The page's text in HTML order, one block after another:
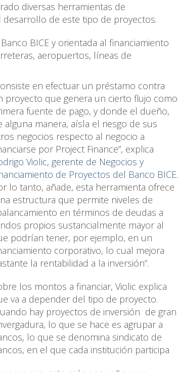
diversas herramientas de
de este tipo de proyectos.
BICE y orientada al financiamiento
aeropuertos, líneas de
en efectuar un préstamo contra
proyecto que genera un cierto flujo como
fuente de pago, y donde el dueño,
alguna manera, aísla el riesgo de sus
negocios respecto al negocio a
por Project Finance”, explica
Violic, gerente de Negocios y
de Proyectos del Banco BICE.
lo tanto, añade, esta herramienta ofrece
estructura que permite niveles de
en términos de deudas a
propios sustancialmente mayor al
podrían tener, por ejemplo, en un
corporativo, lo cual mejora
la rentabilidad a la inversión”.
los montos a financiar, Violic explica
va a depender del tipo de proyecto.
hay proyectos de inversión de gran
lo que se hace es agrupar a
lo que se denomina sindicato de
en el que cada institución participa